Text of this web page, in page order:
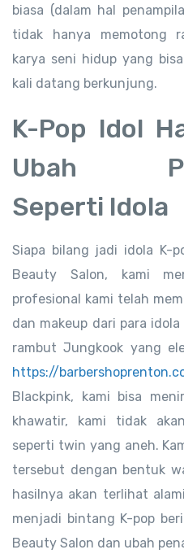
biasa (dalam hal
tidak hanya memotong
karya seni hidup yang
kali datang berkunjung.
K-Pop Idol
Ubah
Seperti Idola
Siapa bilang jadi idola K-
Beauty Salon, kami
profesional kami telah
dan makeup dari para
rambut Jungkook yang
https://
Blackpink, kami bisa
khawatir, kami tidak
seperti twin yang aneh.
tersebut dengan bentuk
hasilnya akan terlihat
menjadi bintang K-pop
Beauty Salon dan ubah